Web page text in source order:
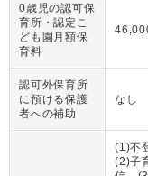
0歳児の認可保
育所・認定こ
ども園月額保
育料
認可外保育所
に預ける保護
者への補助
なし
(1)不
(2)子